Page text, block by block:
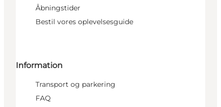
Åbningstider
Bestil vores oplevelsesguide
Information
Transport og parkering
FAQ